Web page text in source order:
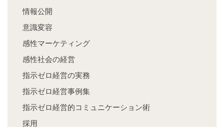
情報公開
意識変容
感性マーケティング
感性社会の経営
指示ゼロ経営の実務
指示ゼロ経営事例集
指示ゼロ経営的コミュニケーション術
採用